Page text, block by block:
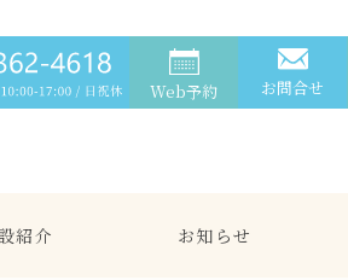
Web予約 お問合せ
紹介 お知らせ